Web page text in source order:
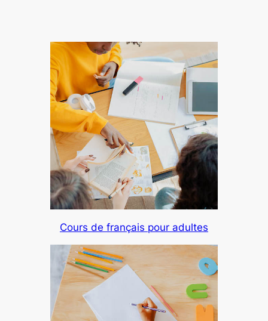
Cours de français pour adultes